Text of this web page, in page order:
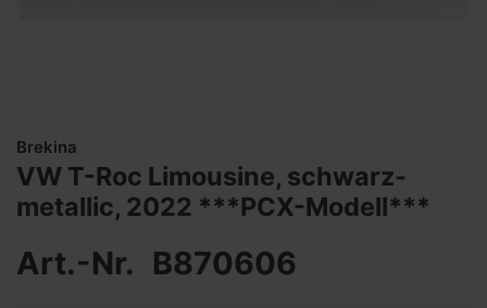
Brekina
VW T-Roc Limousine, schwarz-
metallic, 2022 ***PCX-Modell***
Art.-Nr. B870606